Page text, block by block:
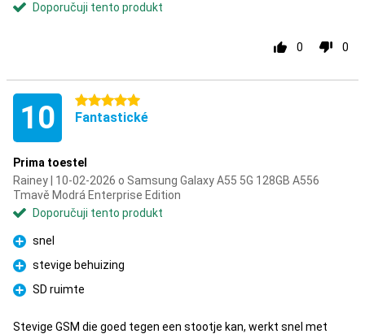
Doporučuji tento produkt
0 0
10 5 hvězdičky
Fantastické
Prima toestel
Rainey | 10-02-2026 o Samsung Galaxy A55 5G 128GB A556
Tmavě Modrá Enterprise Edition
Doporučuji tento produkt
Pro
snel
Pro
stevige behuizing
Pro
SD ruimte
Stevige GSM die goed tegen een stootje kan, werkt snel met